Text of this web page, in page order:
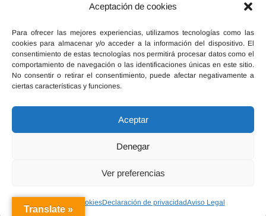
Aceptación de cookies
Para ofrecer las mejores experiencias, utilizamos tecnologías como las
cookies para almacenar y/o acceder a la información del dispositivo. El
consentimiento de estas tecnologías nos permitirá procesar datos como el
comportamiento de navegación o las identificaciones únicas en este sitio.
No consentir o retirar el consentimiento, puede afectar negativamente a
ciertas características y funciones.
Aceptar
Denegar
Ver preferencias
Política de cookiesDeclaración de privacidadAviso Legal
Facebook
Translate »
Legal, términos y condiciones